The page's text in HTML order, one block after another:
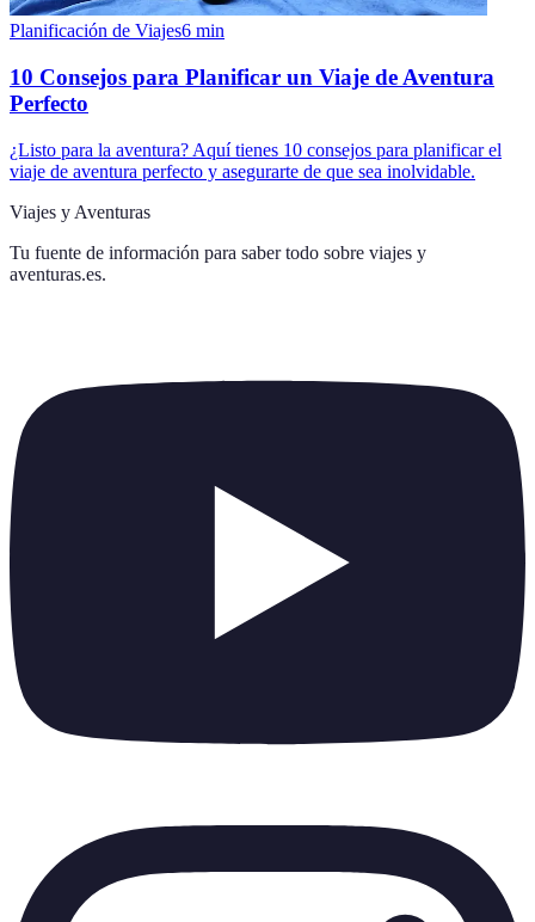
Planificación de Viajes6 min
10 Consejos para Planificar un Viaje de Aventura
Perfecto
¿Listo para la aventura? Aquí tienes 10 consejos para planificar el
viaje de aventura perfecto y asegurarte de que sea inolvidable.
Viajes y Aventuras
Tu fuente de información para saber todo sobre viajes y
aventuras.es.